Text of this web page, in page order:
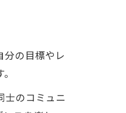
分の目標やレ
士のコミュニ